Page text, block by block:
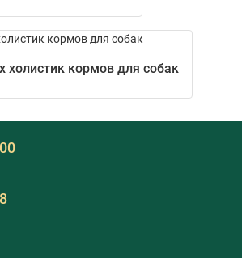
холистик кормов для собак